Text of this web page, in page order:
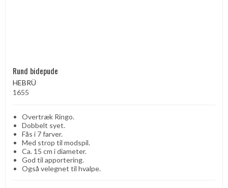
Rund bidepude
HEBRÜ
1655
Overtræk Ringo.
Dobbelt syet.
Fås i 7 farver.
Med strop til modspil.
Ca. 15 cm i diameter.
God til apportering.
Også velegnet til hvalpe.